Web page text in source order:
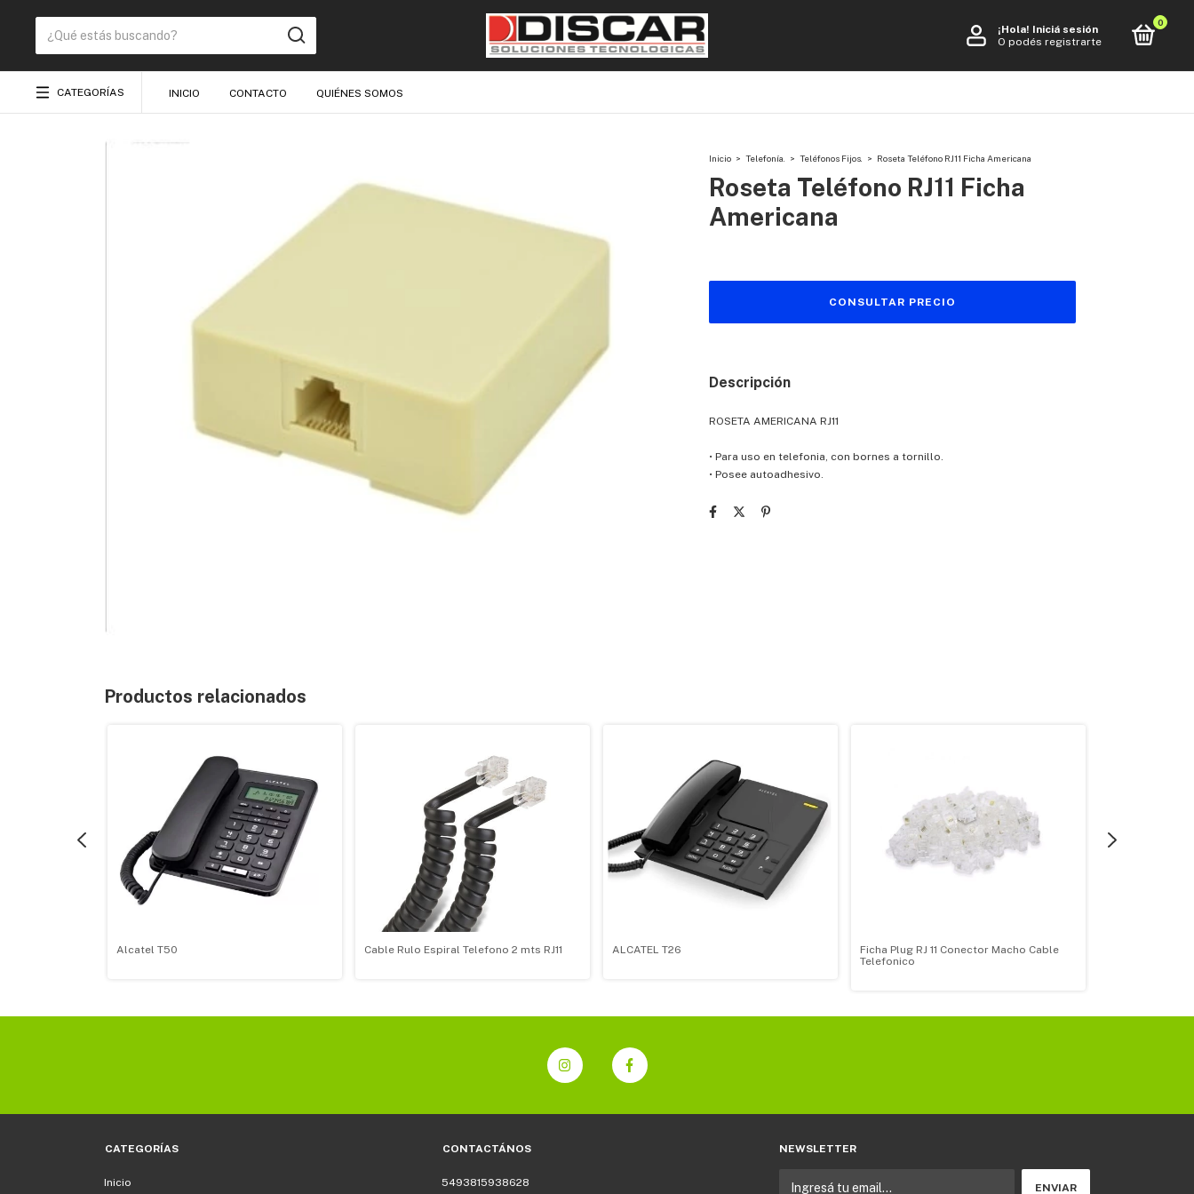
¡Hola! Iniciá sesión
O podés registrarte
0
CATEGORÍAS INICIO CONTACTO QUIÉNES SOMOS
Inicio > Telefonía. > Teléfonos Fijos. > Roseta Teléfono RJ11 Ficha Americana
Roseta Teléfono RJ11 Ficha
Americana
Descripción
ROSETA AMERICANA RJ11
• Para uso en telefonia, con bornes a tornillo.
• Posee autoadhesivo.
Productos relacionados
Alcatel T50 Cable Rulo Espiral Telefono 2 mts RJ11 ALCATEL T26
Ficha Plug RJ 11 Conector Macho Cable
Telefonico
CATEGORÍAS
Inicio
CONTACTÁNOS
5493815938628
NEWSLETTER